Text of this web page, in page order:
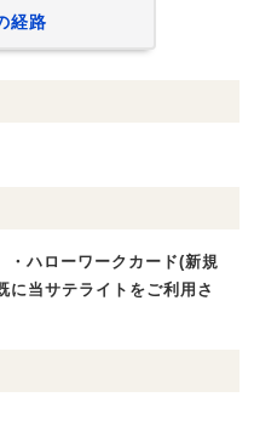
経路
・ハローワークカード(新規
に当サテライトをご利用さ